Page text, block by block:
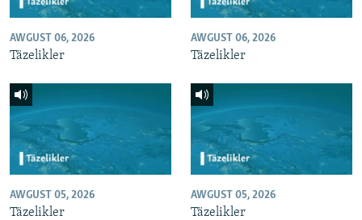
AWGUST 06, 2026
Täzelikler
AWGUST 06, 2026
Täzelikler
AWGUST 05, 2026
Täzelikler
AWGUST 05, 2026
Täzelikler